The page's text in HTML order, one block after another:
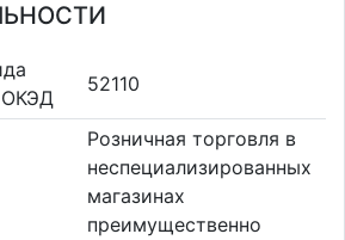
ОКЭД
52110
Розничная торговля в
неспециализированных
магазинах
преимущественно